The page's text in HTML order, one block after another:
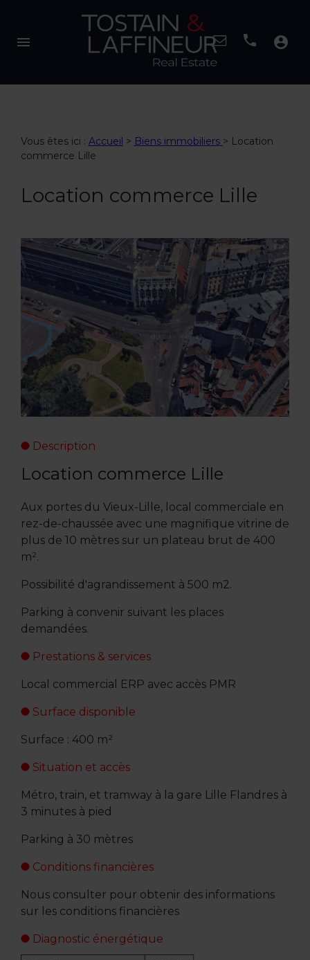
menu account_circle
Vous êtes ici : Accueil > Biens immobiliers > Location
commerce Lille
Location commerce Lille
Description
Location commerce Lille
Aux portes du Vieux-Lille, local commerciale en
rez-de-chaussée avec une magnifique vitrine de
plus de 10 mètres sur un plateau brut de 400
m².
Possibilité d'agrandissement à 500 m2.
Parking à convenir suivant les places
demandées.
Prestations & services
Local commercial ERP avec accès PMR
Surface disponible
Surface : 400 m²
Situation et accès
Métro, train, et tramway à la gare Lille Flandres à
3 minutes à pied
Parking à 30 mètres
Conditions financières
Nous consulter pour obtenir des informations
sur les conditions financières
Diagnostic énergétique